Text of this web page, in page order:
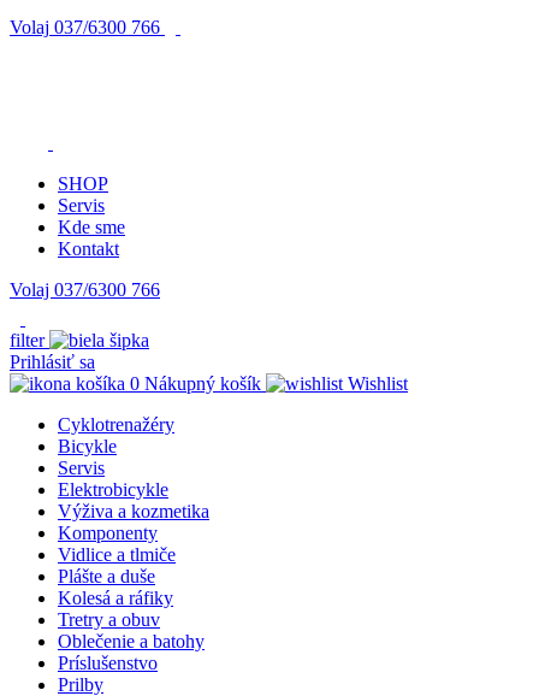
Volaj 037/6300 766
SHOP
Servis
Kde sme
Kontakt
Volaj 037/6300 766
filter
Prihlásiť sa
0 Nákupný košík
Wishlist
Cyklotrenažéry
Bicykle
Servis
Elektrobicykle
Výživa a kozmetika
Komponenty
Vidlice a tlmiče
Plášte a duše
Kolesá a ráfiky
Tretry a obuv
Oblečenie a batohy
Príslušenstvo
Prilby